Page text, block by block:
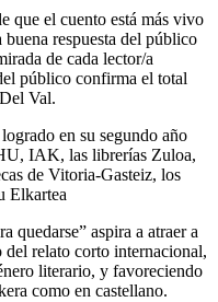
que el cuento está más vivo
respuesta del público
de cada lector/a
público confirma el total
Val.
en su segundo año
IAK, las librerías Zuloa,
de Vitoria-Gasteiz, los
Elkartea
quedarse” aspira a atraer a
relato corto internacional,
literario, y favoreciendo
como en castellano.